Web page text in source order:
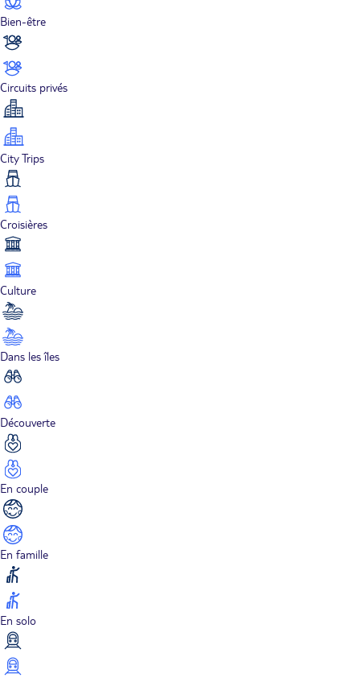
Bien-être
Circuits privés
City Trips
Croisières
Culture
Dans les îles
Découverte
En couple
En famille
En solo